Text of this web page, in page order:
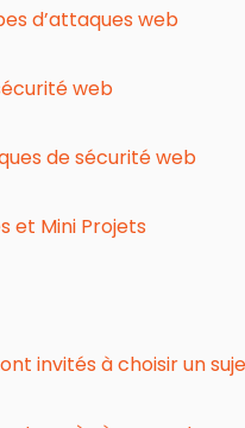
d’attaques web
web
de sécurité web
et Mini Projets
invités à choisir un